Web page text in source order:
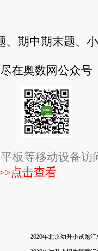
、期中期末题、
尽在奥数网公众号
板等移动设备访
点击查看
2020年北京幼升小试题汇